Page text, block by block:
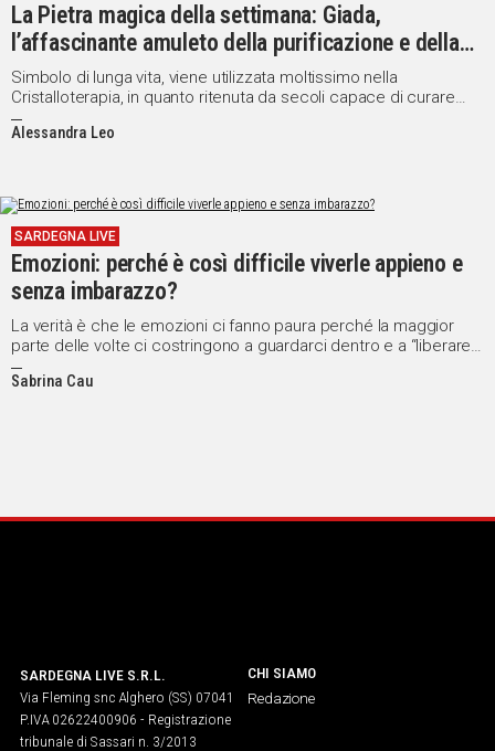
La Pietra magica della settimana: Giada,
l’affascinante amuleto della purificazione e della
fedeltà
Simbolo di lunga vita, viene utilizzata moltissimo nella
Cristalloterapia, in quanto ritenuta da secoli capace di curare
Alessandra Leo
SARDEGNA LIVE
Emozioni: perché è così difficile viverle appieno e
senza imbarazzo?
La verità è che le emozioni ci fanno paura perché la maggior
parte delle volte ci costringono a guardarci dentro e a “liberare”
qualcosa di noi che, spesso, neanche conosciamo
Sabrina Cau
SARDEGNA LIVE S.R.L.
Via Fleming snc Alghero (SS) 07041
P.IVA 02622400906 - Registrazione
tribunale di Sassari n. 3/2013
CHI SIAMO
Redazione